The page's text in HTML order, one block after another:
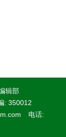
辑部
: 350012
电话: